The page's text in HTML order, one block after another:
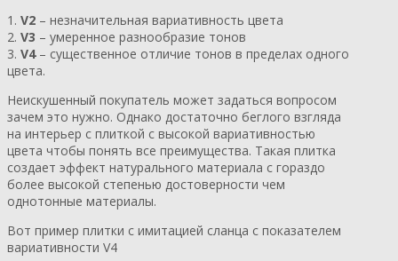
1. V2 – незначительная вариативность цвета
2. V3 – умеренное разнообразие тонов
3. V4– существенное отличие тонов в пределах одного
цвета.
Неискушенный покупатель может задаться вопросом
зачем это нужно. Однако достаточно беглого взгляда
на интерьер с плиткой с высокой вариативностью
цвета чтобы понять все преимущества. Такая плитка
создает эффект натурального материала с гораздо
более высокой степенью достоверности чем
однотонные материалы.
Вот пример плитки с имитацией сланца с показателем
вариативности V4